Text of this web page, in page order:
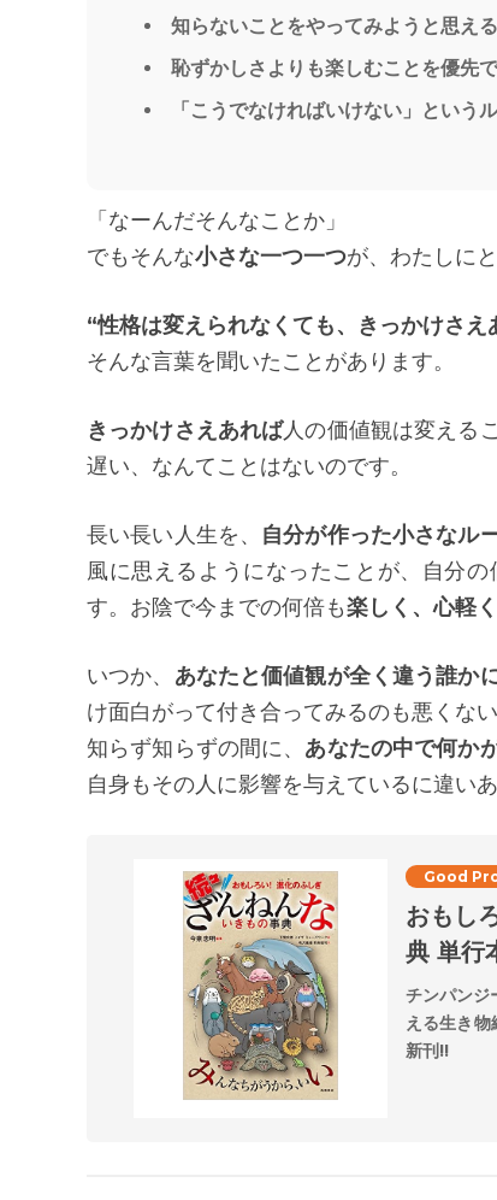
知らないことをやってみようと思え
恥ずかしさよりも楽しむことを優先
「こうでなければいけない」という
「なーんだそんなことか」
でもそんな小さな一つ一つが、わたしに
“性格は変えられなくても、きっかけさ
そんな言葉を聞いたことがあります。
きっかけさえあれば人の価値観は変える
遅い、なんてことはないのです。
長い長い人生を、 自分が作った小さなル
風に思えるようになったことが、自分
す。お陰で今までの何倍も楽しく、心軽く
いつか、 あなたと価値観が全く違う誰か
け面白がって付き合ってみるのも悪くな
知らず知らずの間に、 あなたの中で何か
自身もその人に影響を与えているに違いあ
Good
おもし
典 単行
チンパンジ
える生き
新刊!!